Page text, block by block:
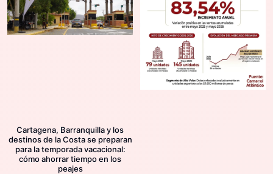
Cartagena, Barranquilla y los
destinos de la Costa se preparan
para la temporada vacacional:
cómo ahorrar tiempo en los
peajes